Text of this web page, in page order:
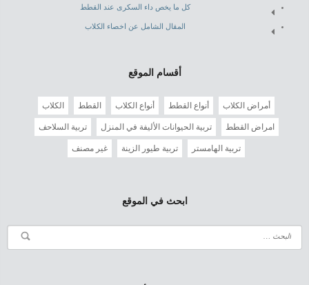
كل ما يخص داء السكرى عند القطط
المقال الشامل عن اخصاء الكلاب
أقسام الموقع
أمراض الكلاب أنواع القطط أنواع الكلاب القطط الكلاب
امراض القطط تربية الحيوانات الأليفة في المنزل تربية السلاحف
تربية الهامستر تربية طيور الزينة غير مصنف
ابحث في الموقع